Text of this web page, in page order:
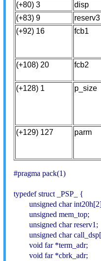
(+80) 3
disp
(+83) 9
reserv3
(+92) 16
fcb1
(+108) 20
fcb2
(+128) 1
p_size
(+129) 127
parm
#pragma pack(1)
typedef struct _PSP_ {
unsigned char
        unsigned mem_top;
        unsigned char reserv1;
unsigned char
        void far *term_adr;
        void far *cbrk_adr;